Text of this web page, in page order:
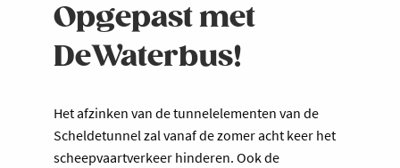
Opgepast met
DeWaterbus!
Het afzinken van de tunnelelementen van de
Scheldetunnel zal vanaf de zomer acht keer het
scheepvaartverkeer hinderen. Ook de